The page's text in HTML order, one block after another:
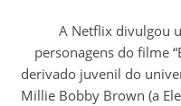
A Netflix divulgou uma coleção de pôsteres de
personagens do filme
derivado juvenil do
Millie Bobby Brown (a